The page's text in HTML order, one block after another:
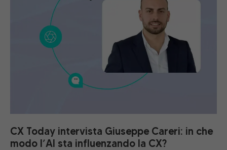
CX Today intervista Giuseppe Careri: in che
modo l’AI sta influenzando la CX?